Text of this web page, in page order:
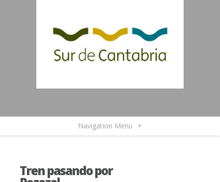
Navigation Menu +
Tren pasando por